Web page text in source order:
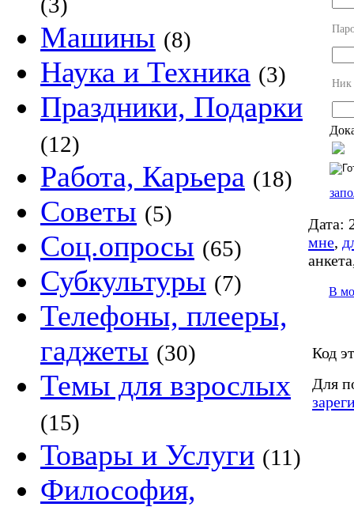
Машины (8)
Наука и Техника (3)
Праздники, Подарки
(12)
Работа, Карьера (18)
Советы (5)
Соц.опросы (65)
Субкультуры (7)
Телефоны, плееры,
гаджеты (30)
Темы для взрослых
(15)
Товары и Услуги (11)
Философия,
Ник
Дата:
мне,
В
Код
Для